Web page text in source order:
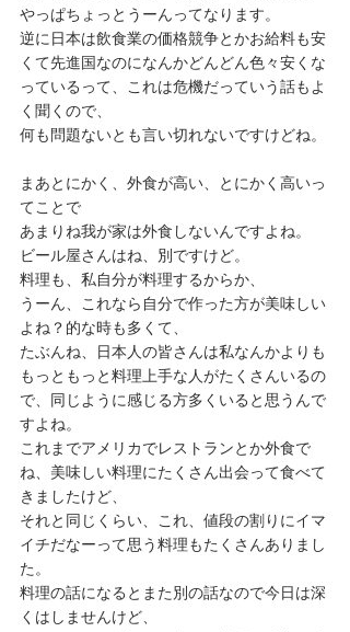
やっぱちょっとうーんってなります。
逆に日本は飲食業の価格競争とかお給料も安
くて先進国なのになんかどんどん色々安くな
っているって、これは危機だっていう話もよ
く聞くので、
何も問題ないとも言い切れないですけどね。
まあとにかく、外食が高い、とにかく高いっ
てことで
あまりね我が家は外食しないんですよね。
ビール屋さんはね、別ですけど。
料理も、私自分が料理するからか、
うーん、これなら自分で作った方が美味しい
よね？的な時も多くて、
たぶんね、日本人の皆さんは私なんかよりも
もっともっと料理上手な人がたくさんいるの
で、同じように感じる方多くいると思うんで
すよね。
これまでアメリカでレストランとか外食で
ね、美味しい料理にたくさん出会って食べて
きましたけど、
それと同じくらい、これ、値段の割りにイマ
イチだなーって思う料理もたくさんありまし
た。
料理の話になるとまた別の話なので今日は深
くはしませんけど、